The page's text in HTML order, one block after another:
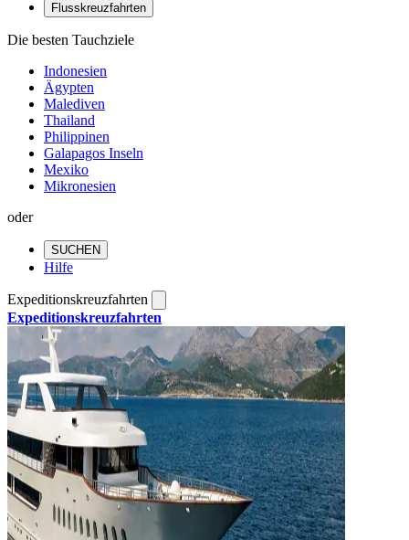
Flusskreuzfahrten
Die besten Tauchziele
Indonesien
Ägypten
Malediven
Thailand
Philippinen
Galapagos Inseln
Mexiko
Mikronesien
oder
SUCHEN
Hilfe
Expeditionskreuzfahrten
Expeditionskreuzfahrten